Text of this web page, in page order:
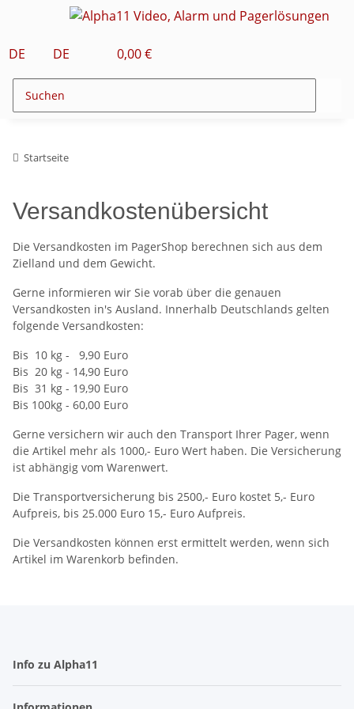
DE DE 0,00 €
Startseite
Versandkostenübersicht
Die Versandkosten im PagerShop berechnen sich aus dem
Zielland und dem Gewicht.
Gerne informieren wir Sie vorab über die genauen
Versandkosten in's Ausland. Innerhalb Deutschlands gelten
folgende Versandkosten:
Bis 10 kg - 9,90 Euro
Bis 20 kg - 14,90 Euro
Bis 31 kg - 19,90 Euro
Bis 100kg - 60,00 Euro
Gerne versichern wir auch den Transport Ihrer Pager, wenn
die Artikel mehr als 1000,- Euro Wert haben. Die Versicherung
ist abhängig vom Warenwert.
Die Transportversicherung bis 2500,- Euro kostet 5,- Euro
Aufpreis, bis 25.000 Euro 15,- Euro Aufpreis.
Die Versandkosten können erst ermittelt werden, wenn sich
Artikel im Warenkorb befinden.
Info zu Alpha11